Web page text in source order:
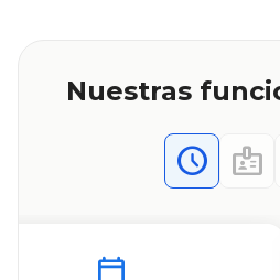
Nuestras